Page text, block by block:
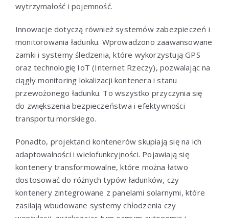
wytrzymałość i pojemność.
Innowacje dotyczą również systemów zabezpieczeń i
monitorowania ładunku. Wprowadzono zaawansowane
zamki i systemy śledzenia, które wykorzystują GPS
oraz technologię IoT (Internet Rzeczy), pozwalając na
ciągły monitoring lokalizacji kontenera i stanu
przewożonego ładunku. To wszystko przyczynia się
do zwiększenia bezpieczeństwa i efektywności
transportu morskiego.
Ponadto, projektanci kontenerów skupiają się na ich
adaptowalności i wielofunkcyjności. Pojawiają się
kontenery transformowalne, które można łatwo
dostosować do różnych typów ładunków, czy
kontenery zintegrowane z panelami solarnymi, które
zasilają wbudowane systemy chłodzenia czy